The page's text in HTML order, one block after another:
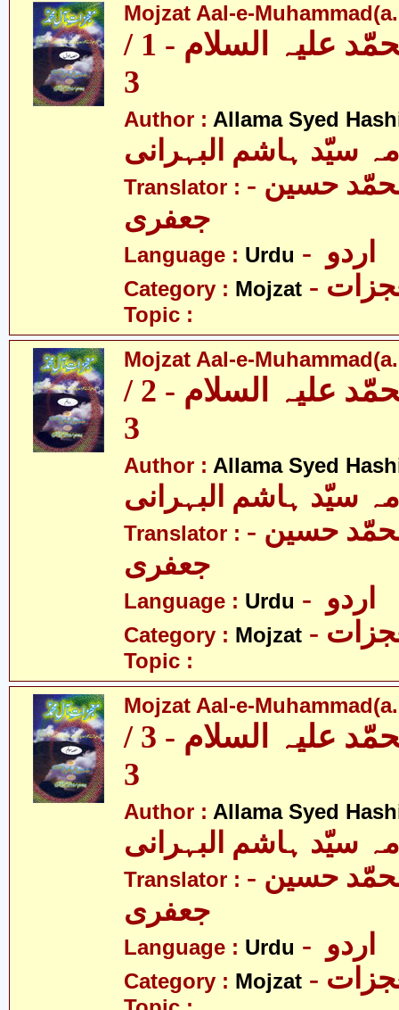
Mojzat Aal-e-
معجزات آل محمّد علیہ السلام - 1 /
3
Author : Allama Syed
سیّد ہاشم البہرانی
Translator : - مولانا محمّد حسین
جعفری
Language : Urdu
Category : Mojzat
Topic :
Mojzat Aal-e-
معجزات آل محمّد علیہ السلام - 2 /
3
Author : Allama Syed
سیّد ہاشم البہرانی
Translator : - مولانا محمّد حسین
جعفری
Language : Urdu
Category : Mojzat
Topic :
Mojzat Aal-e-
معجزات آل محمّد علیہ السلام - 3 /
3
Author : Allama Syed
سیّد ہاشم البہرانی
Translator : - مولانا محمّد حسین
جعفری
Language : Urdu
Category : Mojzat